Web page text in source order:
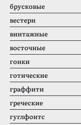
брусковые
вестерн
винтажные
восточные
гонки
готические
граффити
греческие
гуглфонтс